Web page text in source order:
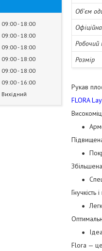
09:00 18:00
09:00 18:00
09:00 18:00
09:00 18:00
09:00 18:00
09:00 16:00
Вихідний
Об'єм
Робочий
Розмір
Рукав
FLORA
Підвищена
Гнучкість
Flora — це